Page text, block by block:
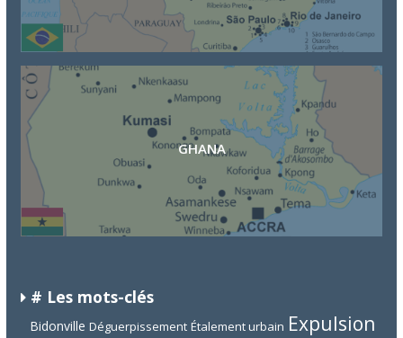
GHANA
# Les mots-clés
Bidonville Déguerpissement Étalement urbain Expulsion